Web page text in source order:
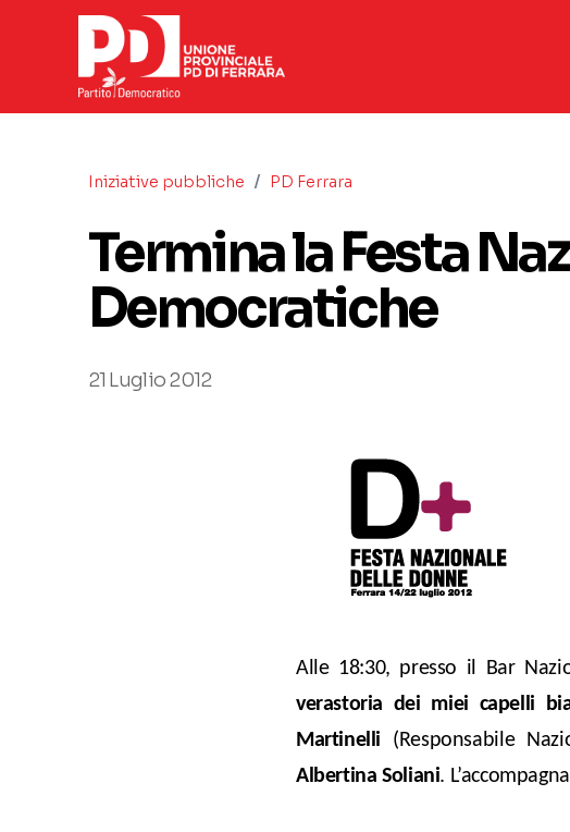
Iniziative pubbliche / PD Ferrara
Termina la Festa
Democratiche
21 Luglio 2012
Alle 18:30, presso il Bar
verastoria dei miei capelli
Martinelli (Responsabile
Albertina Soliani.